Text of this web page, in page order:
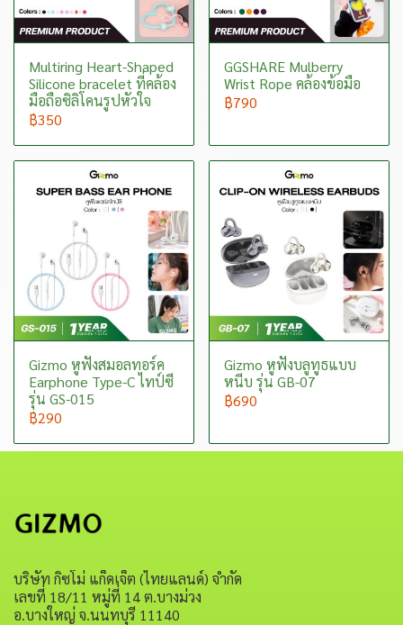
Multiring Heart-Shaped
Silicone bracelet ที่คล้อง
มือถือซิลิโคนรูปหัวใจ
฿350
GGSHARE Mulberry
Wrist Rope คล้องข้อมือ
฿790
Gizmo หูฟังสมอลทอร์ค
Earphone Type-C ไทป์ซี
รุ่น GS-015
฿290
Gizmo หูฟังบลูทูธแบบ
หนีบ รุ่น GB-07
฿690
บริษัท กิซโม่ แก็ดเจ็ต (ไทยแลนด์) จำกัด
เลขที่ 18/11 หมู่ที่ 14 ต.บางม่วง
อ.บางใหญ่ จ.นนทบุรี 11140